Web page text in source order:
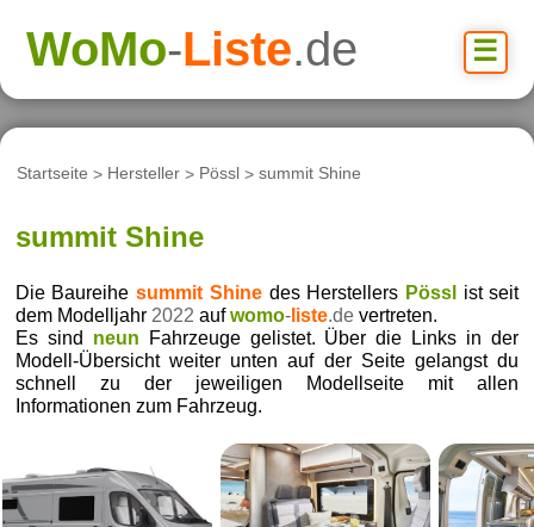
☰
WoMo-Liste.de
Startseite > Hersteller > Pössl >summit Shine
summit Shine
Die Baureihesummit Shinedes Herstellers Pössl
ist seit
dem Modelljahr 2022 aufwomo-liste.devertreten.
Es sind neun Fahrzeuge gelistet. Über die Links in der
Modell-Übersicht weiter unten auf der Seite gelangst du
schnell zu der jeweiligen Modellseite mit allen
Informationen zum Fahrzeug.